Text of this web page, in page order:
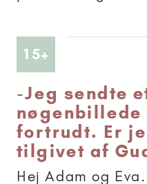
15+ Artikler
-Jeg sendte
nøgenbillede
fortrudt. Er
tilgivet af
Hej Adam og